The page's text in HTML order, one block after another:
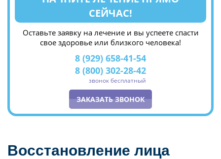
СЕЙЧАС!
Оставьте заявку на лечение и вы успеете спасти
свое здоровье или близкого человека!
8 (929) 658-41-54
8 (800) 302-28-42
звонок бесплатный
ЗАКАЗАТЬ ЗВОНОК
Восстановление лица